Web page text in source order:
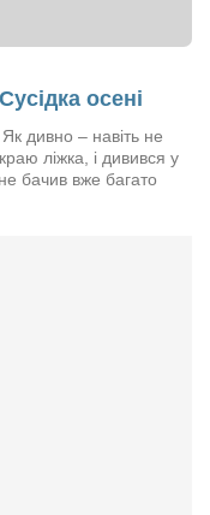
осені
дивно – навіть не
ліжка, і дивився у
бачив вже багато